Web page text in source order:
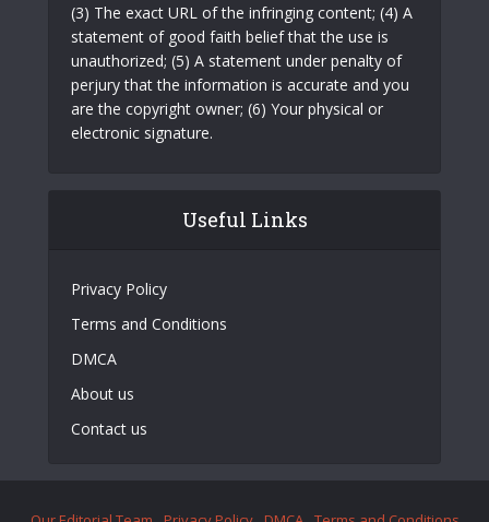
(3) The exact URL of the infringing content; (4) A
statement of good faith belief that the use is
unauthorized; (5) A statement under penalty of
perjury that the information is accurate and you
are the copyright owner; (6) Your physical or
electronic signature.
Useful Links
Privacy Policy
Terms and Conditions
DMCA
About us
Contact us